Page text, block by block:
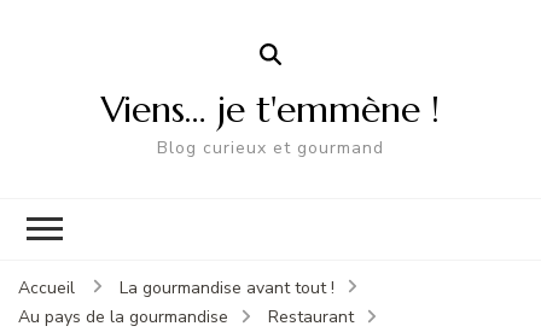
Viens… je t'emmène !
Blog curieux et gourmand
Accueil
La gourmandise avant tout !
Au pays de la gourmandise
Restaurant